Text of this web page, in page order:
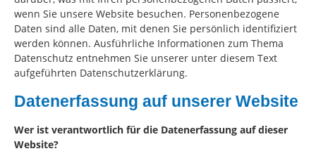
wenn Sie unsere Website besuchen. Personenbezogene
Daten sind alle Daten, mit denen Sie persönlich identifiziert
werden können. Ausführliche Informationen zum Thema
Datenschutz entnehmen Sie unserer unter diesem Text
aufgeführten Datenschutzerklärung.
Datenerfassung auf unserer Website
Wer ist verantwortlich für die Datenerfassung auf dieser
Website?